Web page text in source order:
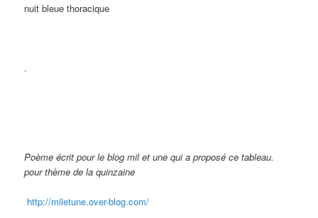
nuit bleue thoracique
.
Poème écrit pour le blog mil et une qui a proposé ce tableau.
pour thème de la quinzaine
http://miletune.over-blog.com/